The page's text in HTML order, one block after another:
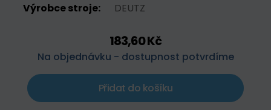
Výrobce stroje:
DEUTZ
183,60 Kč
Na objednávku - dostupnost potvrdíme
Přidat do košíku